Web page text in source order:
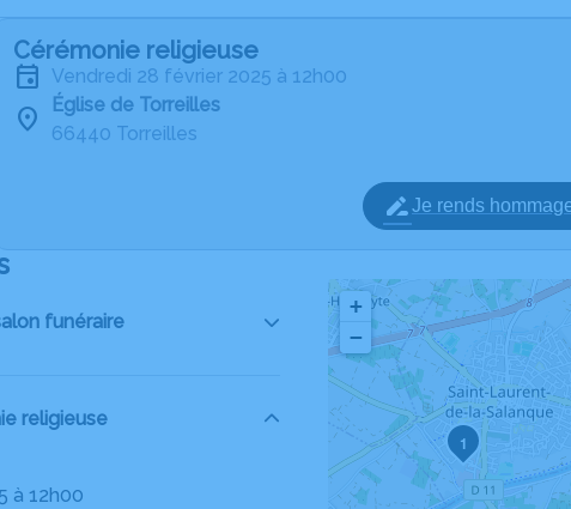
Cérémonie religieuse
vendredi 28 février 2025 à 12h00
Église de Torreilles
66440 Torreilles
Je rends
funéraire
religieuse
à 12h00
1
+
−